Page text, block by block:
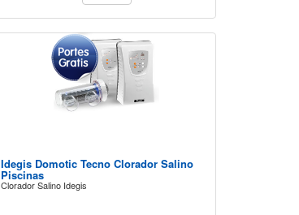
Idegis Domotic Tecno Clorador Salino
Piscinas
Clorador Salino Idegis